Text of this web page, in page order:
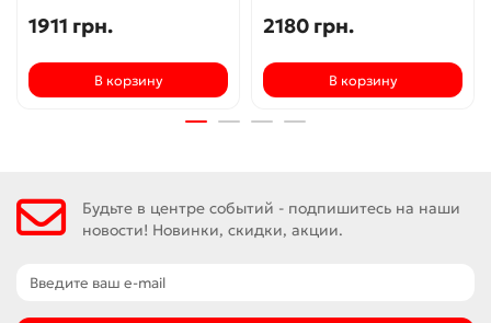
1911 грн.
В корзину
2180 грн.
В корзину
Будьте в центре событий - подпишитесь на наши
новости! Новинки, скидки, акции.